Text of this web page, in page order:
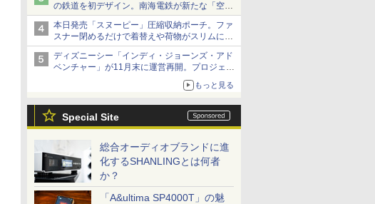
の鉄道を初デザイン。南海電鉄が新たな「空港
特急」をなにわ筋線へ導入
本日発売「スヌーピー」圧縮収納ポーチ。ファ
スナー閉めるだけで着替えや荷物がスリムにま
とまる
ディズニーシー「インディ・ジョーンズ・アド
ベンチャー」が11月末に運営再開。プロジェク
ションマッピングを追加、DPAは1500円
もっと見る
Special Site
総合オーディオブランドに進
化するSHANLINGとは何者
か？
「A&ultima SP4000T」の魅